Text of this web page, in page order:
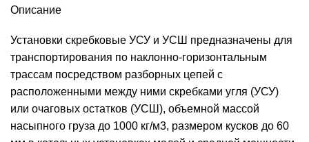
Описание
Установки скребковые УСУ и УСШ предназначены для
транспортирования по наклонно-горизонтальным
трассам посредством разборных цепей с
расположенными между ними скребками угля (УСУ)
или очаговых остатков (УСШ), объемной массой
насыпного груза до 1000 кг/м3, размером кусков до 60